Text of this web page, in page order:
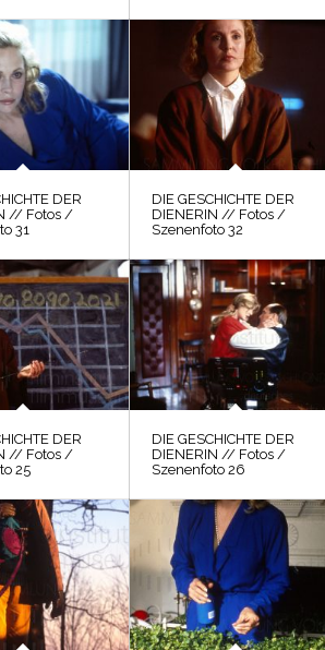
DER
// Fotos /
31
DIE GESCHICHTE DER
DIENERIN // Fotos /
Szenenfoto 32
DER
// Fotos /
25
DIE GESCHICHTE DER
DIENERIN // Fotos /
Szenenfoto 26